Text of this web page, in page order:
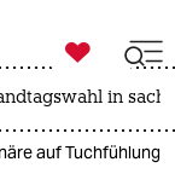

taz zahl ich
in
auf Tuchfühlung